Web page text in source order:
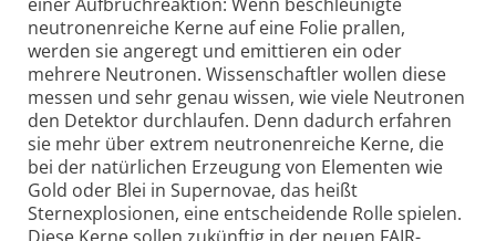
neutronen­reiche Kerne auf eine Folie prallen,
werden sie angeregt und emittieren ein oder
mehrere Neutronen. Wissenschaftler wollen diese
messen und sehr genau wissen, wie viele Neutronen
den Detektor durchlaufen. Denn dadurch erfahren
sie mehr über extrem neutronen­reiche Kerne, die
bei der natürlichen Erzeugung von Elementen wie
Gold oder Blei in Supernovae, das heißt
Sternexplosionen, eine entscheidende Rolle spielen.